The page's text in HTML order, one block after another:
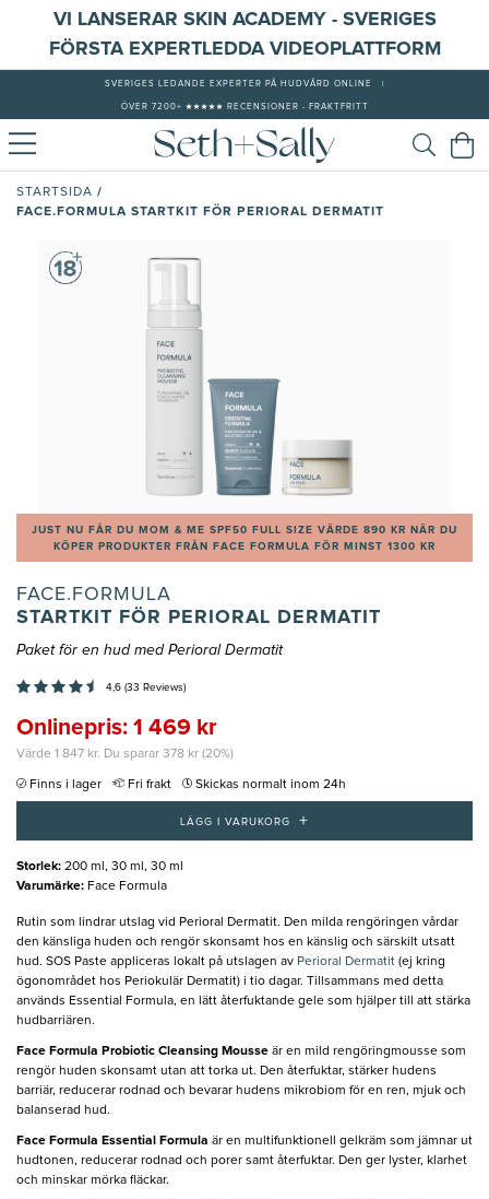
VI LANSERAR SKIN ACADEMY - SVERIGES
FÖRSTA EXPERTLEDDA VIDEOPLATTFORM
SVERIGES LEDANDE EXPERTER PÅ HUDVÅRD ONLINE
ÖVER 7200+ ★★★★★ RECENSIONER - FRAKTFRITT
STARTSIDA /
FACE.FORMULA STARTKIT FÖR PERIORAL DERMATIT
JUST NU FÅR DU MOM & ME SPF50 FULL SIZE VÄRDE 890 KR NÄR DU
KÖPER PRODUKTER FRÅN FACE FORMULA FÖR MINST 1300 KR
FACE.FORMULA
STARTKIT FÖR PERIORAL DERMATIT
Paket för en hud med Perioral Dermatit
4,6 (33 Reviews)
Onlinepris: 1 469 kr
Värde 1 847 kr. Du sparar 378 kr (20%)
Finns i lager Fri frakt Skickas normalt inom 24h
LÄGG I VARUKORG +
Storlek: 200 ml, 30 ml, 30 ml
Varumärke: Face Formula
Rutin som lindrar utslag vid Perioral Dermatit. Den milda rengöringen vårdar
den känsliga huden och rengör skonsamt hos en känslig och särskilt utsatt
hud. SOS Paste appliceras lokalt på utslagen av Perioral Dermatit (ej kring
ögonområdet hos Periokulär Dermatit) i tio dagar. Tillsammans med detta
används Essential Formula, en lätt återfuktande gele som hjälper till att stärka
hudbarriären.
Face Formula Probiotic Cleansing Mousse är en mild rengöringmousse som
rengör huden skonsamt utan att torka ut. Den återfuktar, stärker hudens
barriär, reducerar rodnad och bevarar hudens mikrobiom för en ren, mjuk och
balanserad hud.
Face Formula Essential Formula är en multifunktionell gelkräm som jämnar ut
hudtonen, reducerar rodnad och porer samt återfuktar. Den ger lyster, klarhet
och minskar mörka fläckar.